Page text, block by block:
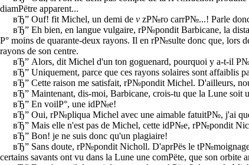
diamРёtre apparent...
вЂ” Ouf! fit Michel, un demi de v zР№ro carrР№...! Parle
вЂ” Eh bien, en langue vulgaire, rР№pondit Barbicane, la
Р° moins de quarante-deux rayons. Il en rР№sulte donc que, lors
rayons de son centre.
вЂ” Alors, dit Michel d'un ton goguenard, pourquoi y a-t-il
вЂ” Uniquement, parce que ces rayons solaires sont
вЂ” Cette raison me satisfait, rР№pondit Michel. D'ailleurs,
вЂ” Maintenant, dis-moi, Barbicane, crois-tu que la Lune soit
вЂ” En voilР°, une idР№e!
вЂ” Oui, rР№pliqua Michel avec une aimable fatuitР№, j'ai
вЂ” Mais elle n'est pas de Michel, cette idР№e, rР№pondit
вЂ” Bon! je ne suis donc qu'un plagiaire!
вЂ” Sans doute, rР№pondit Nicholl. D'aprРёs le tР№moignage
certains savants ont vu dans la Lune une comРёte, que son orbite